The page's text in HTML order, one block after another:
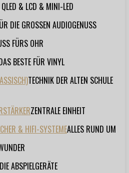
QLED & LCD & MINI-LED
DIE GROSSEN AUDIOGENUSS
FÜRS OHR
BESTE FÜR VINYL
TECHNIK DER ALTEN SCHULE
ZENTRALE EINHEIT
& HIFI-SYSTEMEALLES RUND UM
DIE ABSPIELGERÄTE